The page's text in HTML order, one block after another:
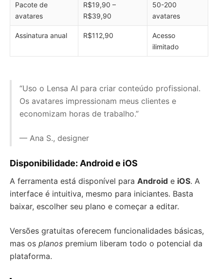
Pacote de
avatares
R$19,90 –
R$39,90
50-200
avatares
Assinatura anual R$112,90
Acesso
ilimitado
“Uso o Lensa AI para criar conteúdo profissional.
Os avatares impressionam meus clientes e
economizam horas de trabalho.”
— Ana S., designer
Disponibilidade: Android e iOS
A ferramenta está disponível para Android e iOS. A
interface é intuitiva, mesmo para iniciantes. Basta
baixar, escolher seu plano e começar a editar.
Versões gratuitas oferecem funcionalidades básicas,
mas os planos premium liberam todo o potencial da
plataforma.